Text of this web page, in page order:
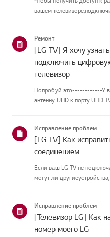
вашем
вашеготелевизора и ...
Ремонт
[LG TV] Я хочу
подключить
телевизор
Попробуй это------------У
антенну UHD к порту UHD
принимать UHD-сигн...
Исправление проблем
[LG TV] Как
соединением
Если ваш LG TV не
могут ли
Исправление проблем
[Телевизор LG] Как
номер моего LG